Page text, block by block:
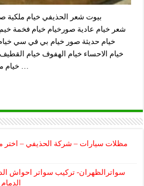
بيوت شعر الحذيفي خيام ملكية
شعر خيام عادية صورخيام خيام فخمة
خيام حديثة صور خيام بي في سي خيام
خيام الاحساء خيام الهفوف خيام القطيف
مظلات سيارات – شركة الحذيفي – اختر
سواترالظهران- تركيب سواتر احواش